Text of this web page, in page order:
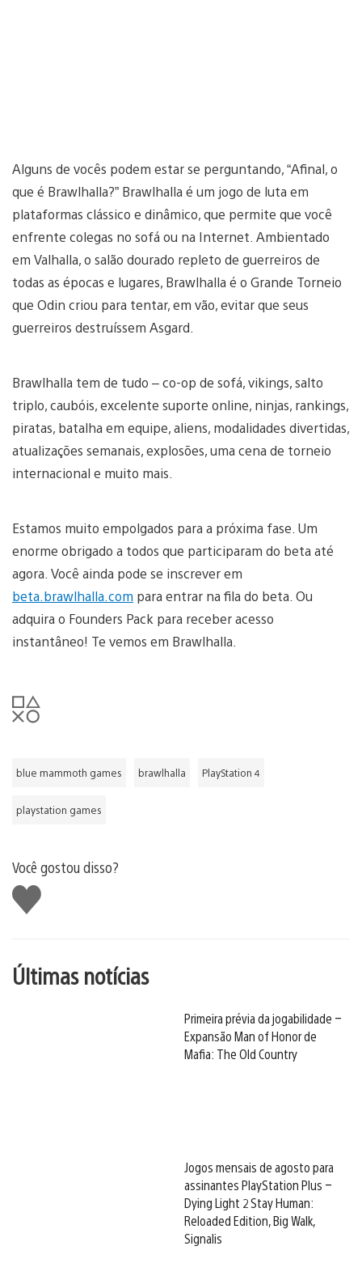
Alguns de vocês podem estar se perguntando, “Afinal, o
que é Brawlhalla?” Brawlhalla é um jogo de luta em
plataformas clássico e dinâmico, que permite que você
enfrente colegas no sofá ou na Internet. Ambientado
em Valhalla, o salão dourado repleto de guerreiros de
todas as épocas e lugares, Brawlhalla é o Grande Torneio
que Odin criou para tentar, em vão, evitar que seus
guerreiros destruíssem Asgard.
Brawlhalla tem de tudo – co-op de sofá, vikings, salto
triplo, caubóis, excelente suporte online, ninjas, rankings,
piratas, batalha em equipe, aliens, modalidades divertidas,
atualizações semanais, explosões, uma cena de torneio
internacional e muito mais.
Estamos muito empolgados para a próxima fase. Um
enorme obrigado a todos que participaram do beta até
agora. Você ainda pode se inscrever em
beta.brawlhalla.com para entrar na fila do beta. Ou
adquira o Founders Pack para receber acesso
instantâneo! Te vemos em Brawlhalla.
blue mammoth games brawlhalla PlayStation 4
playstation games
Você gostou disso?
Curtir
Últimas notícias
Primeira prévia da jogabilidade –
Expansão Man of Honor de
Mafia: The Old Country
Jogos mensais de agosto para
assinantes PlayStation Plus –
Dying Light 2 Stay Human:
Reloaded Edition, Big Walk,
Signalis